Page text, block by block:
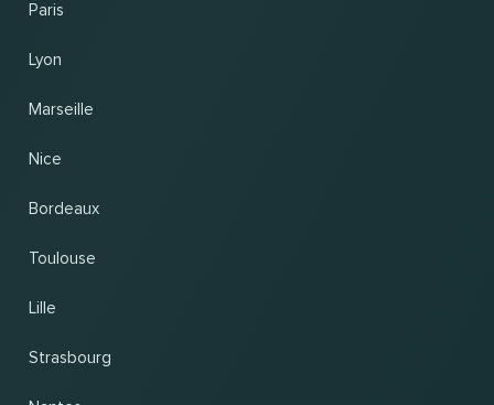
Paris
Lyon
Marseille
Nice
Bordeaux
Toulouse
Lille
Strasbourg